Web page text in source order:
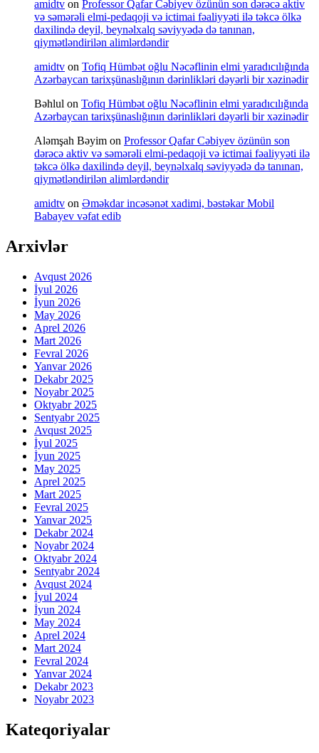
amidtv on Professor Qafar Cəbiyev özünün son dərəcə aktiv
və səmərəli elmi-pedaqoji və ictimai fəaliyyəti ilə təkcə ölkə
daxilində deyil, beynəlxalq səviyyədə də tanınan,
qiymətləndirilən alimlərdəndir
amidtv on Tofiq Hümbət oğlu Nəcəflinin elmi yaradıcılığında
Azərbaycan tarixşünaslığının dərinlikləri dəyərli bir xəzinədir
Bəhlul on Tofiq Hümbət oğlu Nəcəflinin elmi yaradıcılığında
Azərbaycan tarixşünaslığının dərinlikləri dəyərli bir xəzinədir
Aləmşah Bəyim on Professor Qafar Cəbiyev özünün son
dərəcə aktiv və səmərəli elmi-pedaqoji və ictimai fəaliyyəti ilə
təkcə ölkə daxilində deyil, beynəlxalq səviyyədə də tanınan,
qiymətləndirilən alimlərdəndir
amidtv on Əməkdar incəsənət xadimi, bəstəkar Mobil
Babayev vəfat edib
Arxivlər
Avqust 2026
İyul 2026
İyun 2026
May 2026
Aprel 2026
Mart 2026
Fevral 2026
Yanvar 2026
Dekabr 2025
Noyabr 2025
Oktyabr 2025
Sentyabr 2025
Avqust 2025
İyul 2025
İyun 2025
May 2025
Aprel 2025
Mart 2025
Fevral 2025
Yanvar 2025
Dekabr 2024
Noyabr 2024
Oktyabr 2024
Sentyabr 2024
Avqust 2024
İyul 2024
İyun 2024
May 2024
Aprel 2024
Mart 2024
Fevral 2024
Yanvar 2024
Dekabr 2023
Noyabr 2023
Kateqoriyalar